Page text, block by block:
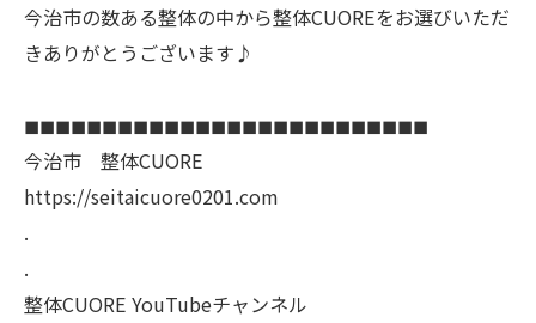
今治市の数ある整体の中から整体CUOREをお選びいただ
きありがとうございます♪
◼︎◼︎◼︎◼︎◼︎◼︎◼︎◼︎◼︎◼︎◼︎◼︎◼︎◼︎◼︎◼︎◼︎◼︎◼︎◼︎◼︎◼︎◼︎◼︎◼︎◼︎
今治市 整体CUORE
https://seitaicuore0201.com
.
.
整体CUORE YouTubeチャンネル